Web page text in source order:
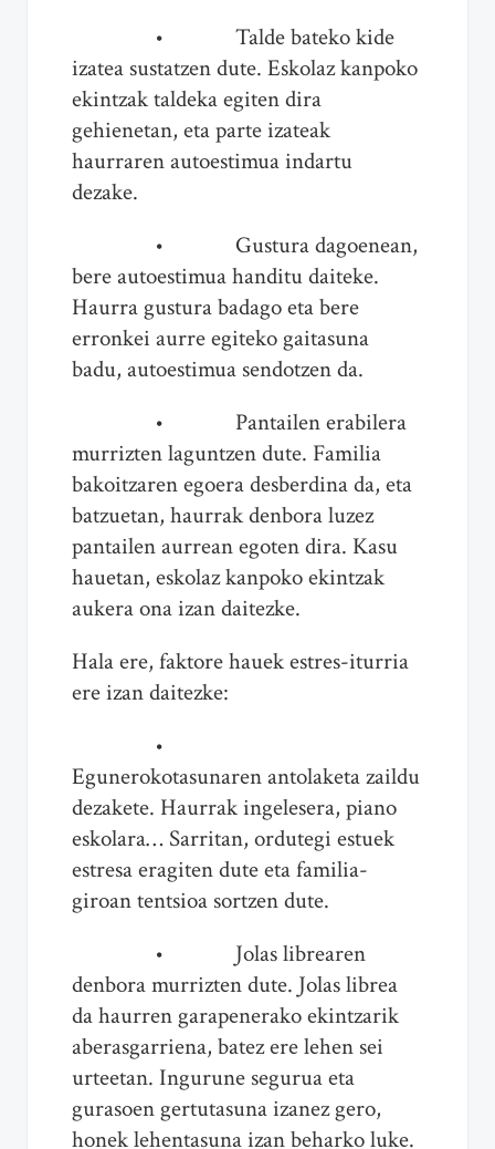
• Talde bateko kide
izatea sustatzen dute. Eskolaz kanpoko
ekintzak taldeka egiten dira
gehienetan, eta parte izateak
haurraren autoestimua indartu
dezake.
• Gustura dagoenean,
bere autoestimua handitu daiteke.
Haurra gustura badago eta bere
erronkei aurre egiteko gaitasuna
badu, autoestimua sendotzen da.
• Pantailen erabilera
murrizten laguntzen dute. Familia
bakoitzaren egoera desberdina da, eta
batzuetan, haurrak denbora luzez
pantailen aurrean egoten dira. Kasu
hauetan, eskolaz kanpoko ekintzak
aukera ona izan daitezke.
Hala ere, faktore hauek estres-iturria
ere izan daitezke:
•
Egunerokotasunaren antolaketa zaildu
dezakete. Haurrak ingelesera, piano
eskolara… Sarritan, ordutegi estuek
estresa eragiten dute eta familia-
giroan tentsioa sortzen dute.
• Jolas librearen
denbora murrizten dute. Jolas librea
da haurren garapenerako ekintzarik
aberasgarriena, batez ere lehen sei
urteetan. Ingurune segurua eta
gurasoen gertutasuna izanez gero,
honek lehentasuna izan beharko luke.